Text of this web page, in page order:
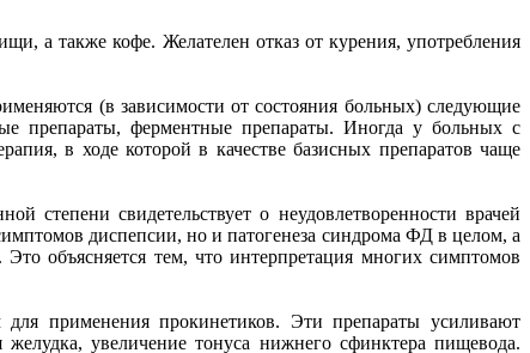
а также кофе. Желателен отказ от курения, употребления
(в зависимости от состояния больных) следующие
препараты, ферментные препараты. Иногда у больных с
в ходе которой в качестве базисных препаратов чаще
степени свидетельствует о неудовлетворенности врачей
диспепсии, но и патогенеза синдрома ФД в целом, а
объясняется тем, что интерпретация многих симптомов
применения прокинетиков. Эти препараты усиливают
увеличение тонуса нижнего сфинктера пищевода.